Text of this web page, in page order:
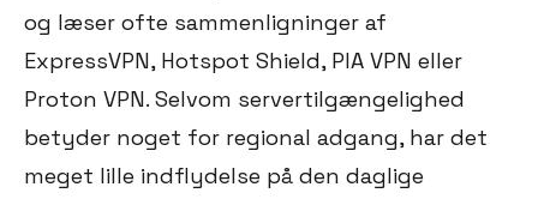
og læser ofte sammenligninger af
ExpressVPN, Hotspot Shield, PIA VPN eller
Proton VPN. Selvom servertilgængelighed
betyder noget for regional adgang, har det
meget lille indflydelse på den daglige